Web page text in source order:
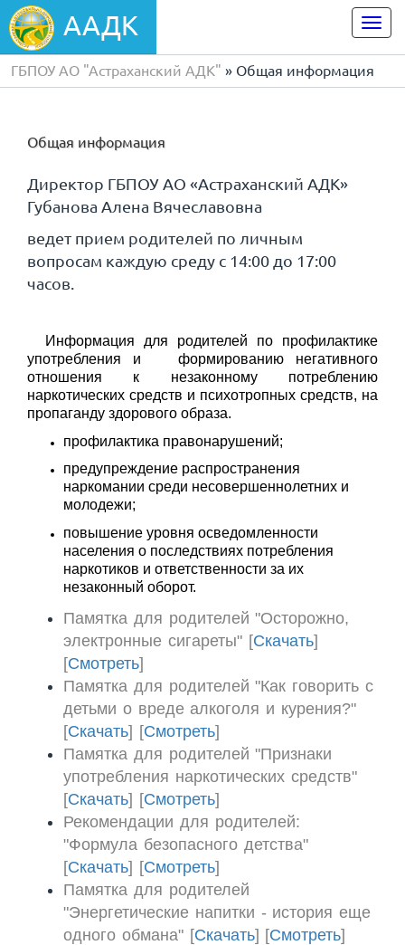
ААДК
ГБПОУ АО "Астраханский АДК" » Общая информация
Общая информация
Директор ГБПОУ АО «Астраханский АДК»
Губанова Алена Вячеславовна
ведет прием родителей по личным
вопросам каждую среду с 14:00 до 17:00
часов.
Информация для родителей по профилактике
употребления и формированию негативного
отношения к незаконному потреблению
наркотических средств и психотропных средств, на
пропаганду здорового образа.
профилактика правонарушений;
предупреждение распространения
наркомании среди несовершеннолетних и
молодежи;
повышение уровня осведомленности
населения о последствиях потребления
наркотиков и ответственности за их
незаконный оборот.
Памятка для родителей "Осторожно,
электронные сигареты" [Скачать]
[Смотреть]
Памятка для родителей "Как говорить с
детьми о вреде алкоголя и курения?"
[Скачать] [Смотреть]
Памятка для родителей "Признаки
употребления наркотических средств"
[Скачать] [Смотреть]
Рекомендации для родителей:
"Формула безопасного детства"
[Скачать] [Смотреть]
Памятка для родителей
"Энергетические напитки - история еще
одного обмана" [Скачать] [Смотреть]